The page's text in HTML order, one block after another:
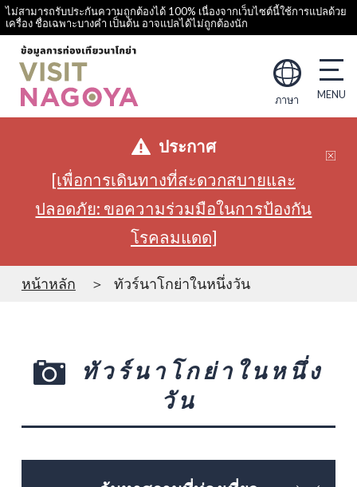
ไม่สามารถรับประกันความถูกต้องได้ 100% เนื่องจากเว็บไซต์นี้ใช้การแปลด้วย
เครื่อง ชื่อเฉพาะบางคำ เป็นต้น อาจแปลได้ไม่ถูกต้องนัก
ภาษา
ประกาศ
[เพื่อการเดินทางที่สะดวกสบายและ
ปลอดภัย: ขอความร่วมมือในการป้องกัน
โรคลมแดด]
หน้าหลัก ทัวร์นาโกย่าในหนึ่งวัน
ทัวร์นาโกย่าในหนึ่ง
วัน